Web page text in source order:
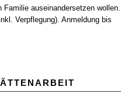
auseinandersetzen wollen.
Verpflegung). Anmeldung bis